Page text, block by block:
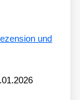
und